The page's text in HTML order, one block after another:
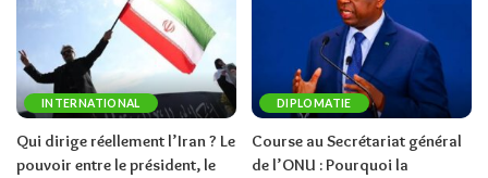
INTERNATIONAL
Qui dirige réellement l’Iran ? Le
pouvoir entre le président, le
DIPLOMATIE
Course au Secrétariat général
de l’ONU : Pourquoi la